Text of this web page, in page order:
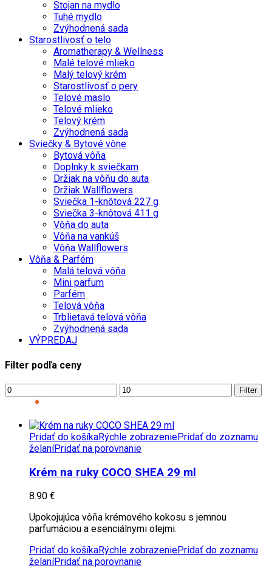
Stojan na mydlo
Tuhé mydlo
Zvýhodnená sada
Starostlivosť o telo
Aromatherapy & Wellness
Malé telové mlieko
Malý telový krém
Starostlivosť o pery
Telové maslo
Telové mlieko
Telový krém
Zvýhodnená sada
Sviečky & Bytové vône
Bytová vôňa
Doplnky k sviečkam
Držiak na vôňu do auta
Držiak Wallflowers
Sviečka 1-knôtová 227 g
Sviečka 3-knôtová 411 g
Vôňa do auta
Vôňa na vankúš
Vôňa Wallflowers
Vôňa & Parfém
Malá telová vôňa
Mini parfum
Parfém
Telová vôňa
Trblietavá telová vôňa
Zvýhodnená sada
VÝPREDAJ
Filter podľa ceny
Filter
Pridať do košíkaRýchle zobrazeniePridať do zoznamu
želaníPridať na porovnanie
Krém na ruky COCO SHEA 29 ml
8.90 €
Upokojujúca vôňa krémového kokosu s jemnou
parfumáciou a esenciálnymi olejmi.
Pridať do košíkaRýchle zobrazeniePridať do zoznamu
želaníPridať na porovnanie